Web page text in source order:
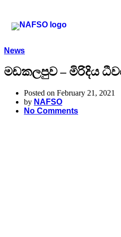
News
මඩකලපුව – මිරිදිය
Posted on February 21, 2021
by NAFSO
No Comments